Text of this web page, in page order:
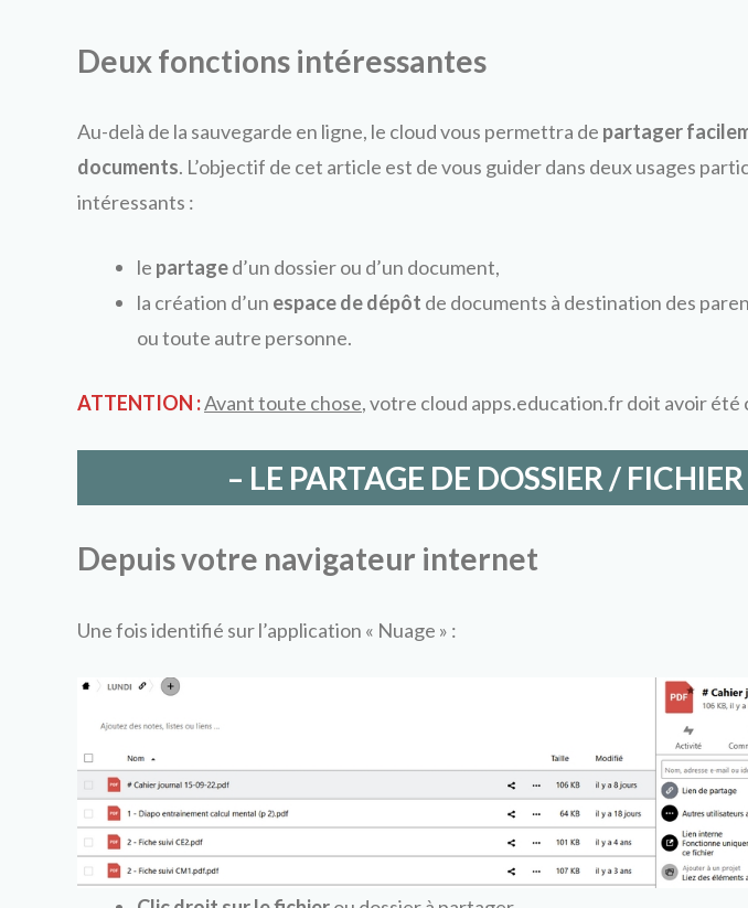
Deux fonctions intéressantes
Au-delà de la sauvegarde en ligne, le cloud vous permettra de partager
documents. L’objectif de cet article est de vous guider dans deux usages
intéressants :
le partaged’un dossier ou d’un document,
la création d’un espace de dépôt de documents à destination des
ou toute autre personne.
ATTENTION :Avant toute chose, votre cloud apps.education.fr doit avoir été
– LE PARTAGE DE DOSSIER / FICHIER
Depuis votre navigateur internet
Une fois identifié sur l’application « Nuage » :